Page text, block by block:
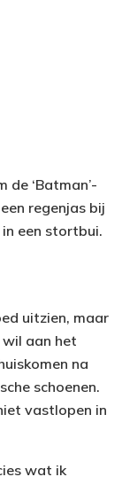
‘Batman’-
regenjas bij
een stortbui.
uitzien, maar
aan het
na
schoenen.
vastlopen in
wat ik